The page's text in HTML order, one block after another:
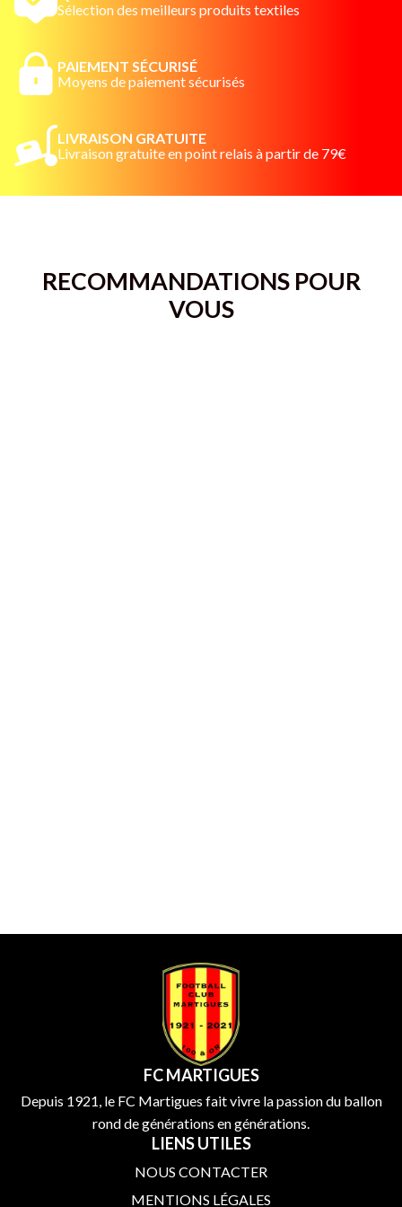
découper aux couleurs "100 et Or".
Sélection des meilleurs produits textiles
PAIEMENT SÉCURISÉ
Moyens de paiement sécurisés
LIVRAISON GRATUITE
Livraison gratuite en point relais à partir de 79€
RECOMMANDATIONS POUR
VOUS
FC MARTIGUES
Depuis 1921, le FC Martigues fait vivre la passion du ballon
rond de générations en générations.
LIENS UTILES
NOUS CONTACTER
MENTIONS LÉGALES